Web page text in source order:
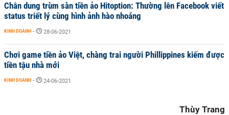
Chân dung trùm sàn tiền ảo Hitoption: Thường lên Facebook viết
status triết lý cùng hình ảnh hào nhoáng
KINH DOANH - 28-06-2021
Chơi game tiền ảo Việt, chàng trai người Phillippines kiếm được
tiền tậu nhà mới
KINH DOANH - 24-06-2021
Thùy Trang